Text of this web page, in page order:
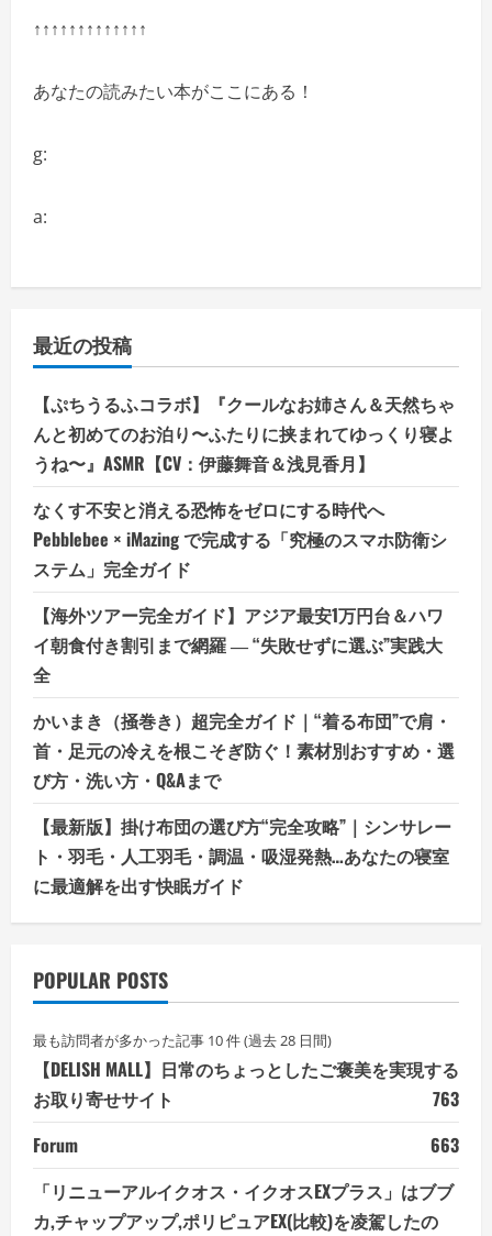
↑↑↑↑↑↑↑↑↑↑↑↑↑
あなたの読みたい本がここにある！
g:
a:
最近の投稿
【ぷちうるふコラボ】『クールなお姉さん＆天然ちゃ
んと初めてのお泊り〜ふたりに挟まれてゆっくり寝よ
うね〜』ASMR【CV：伊藤舞音＆浅見香月】
なくす不安と消える恐怖をゼロにする時代へ
Pebblebee × iMazing で完成する「究極のスマホ防衛シ
ステム」完全ガイド
【海外ツアー完全ガイド】アジア最安1万円台＆ハワ
イ朝食付き割引まで網羅 ― “失敗せずに選ぶ”実践大
全
かいまき（掻巻き）超完全ガイド｜“着る布団”で肩・
首・足元の冷えを根こそぎ防ぐ！素材別おすすめ・選
び方・洗い方・Q&Aまで
【最新版】掛け布団の選び方“完全攻略”｜シンサレー
ト・羽毛・人工羽毛・調温・吸湿発熱…あなたの寝室
に最適解を出す快眠ガイド
POPULAR POSTS
最も訪問者が多かった記事 10 件 (過去 28 日間)
【DELISH MALL】日常のちょっとしたご褒美を実現する
お取り寄せサイト
763
Forum
663
「リニューアルイクオス・イクオスEXプラス」はブブ
カ,チャップアップ,ポリピュアEX(比較)を凌駕したの